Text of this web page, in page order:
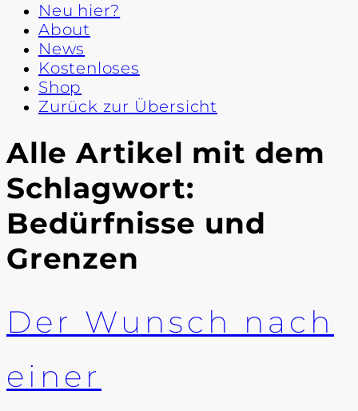
Neu hier?
About
News
Kostenloses
Shop
Zurück zur Übersicht
Alle Artikel mit dem
Schlagwort:
Bedürfnisse und
Grenzen
Der Wunsch nach
einer